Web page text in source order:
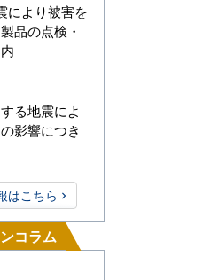
により被害を
品の点検・
る地震によ
影響につき
はこちら
コラム